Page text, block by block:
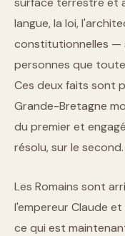
langue, la loi,
constitutionnelles —
personnes que
Ces deux faits sont
Grande-Bretagne
du premier et
résolu, sur le second.
Les Romains sont
l'empereur Claude
ce qui est